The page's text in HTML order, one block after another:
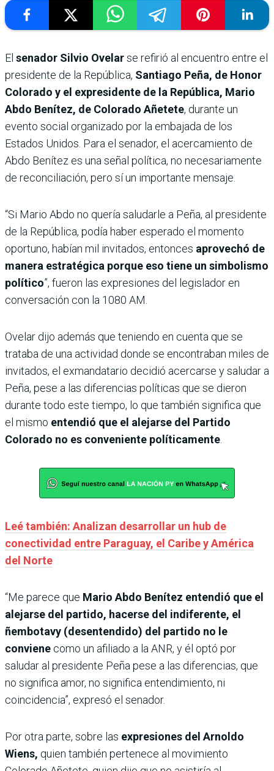
El senador Silvio Ovelarse refirió al encuentro entre el
presidente de la República, Santiago Peña, de Honor
Colorado y el expresidente de la República, Mario
Abdo Benítez, de Colorado Añetete, durante un
evento social organizado por la embajada de los
Estados Unidos. Para el senador, el acercamiento de
Abdo Benítez es una señal política, no necesariamente
de reconciliación, pero sí un importante mensaje.
“Si Mario Abdo no quería saludarle a Peña, al presidente
de la República, podía haber esperado el momento
oportuno, habían mil invitados, entonces aprovechó de
manera estratégica porque eso tiene un simbolismo
político”, fueron las expresiones del legislador en
conversación con la 1080 AM.
Ovelar dijo además que teniendo en cuenta que se
trataba de una actividad donde se encontraban miles de
invitados, el exmandatario decidió acercarse y saludar a
Peña, pese a las diferencias políticas que se dieron
durante todo este tiempo, lo que también significa que
el mismo entendió que el alejarse del Partido
Colorado no es conveniente políticamente.
Leé también: Analizan desarrollar un hub de
conectividad entre Paraguay, el Caribe y América
del Norte
“Me parece que Mario Abdo Benítez entendió que el
alejarse del partido, hacerse del indiferente, el
ñembotavy (desentendido) del partido no le
conviene como un afiliado a la ANR, y él optó por
saludar al presidente Peña pese a las diferencias, que
no significa amor, no significa entendimiento, ni
coincidencia”, expresó el senador.
Por otra parte, sobre las expresiones del Arnoldo
Wiens, quien también pertenece al movimiento